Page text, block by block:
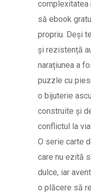
complexitatea
să ebook
propriu. Deși
și rezistență
narațiunea a
puzzle cu
o bijuterie
construite și
conflictul la
O serie carte
care nu ezită
dulce, iar
o plăcere să